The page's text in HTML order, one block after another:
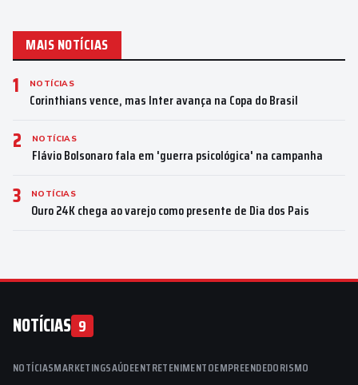
MAIS NOTÍCIAS
1 NOTÍCIAS
Corinthians vence, mas Inter avança na Copa do Brasil
2 NOTÍCIAS
Flávio Bolsonaro fala em 'guerra psicológica' na campanha
3 NOTÍCIAS
Ouro 24K chega ao varejo como presente de Dia dos Pais
NOTÍCIAS 9
NOTÍCIASMARKETINGSAÚDEENTRETENIMENTOEMPREENDEDORISMO